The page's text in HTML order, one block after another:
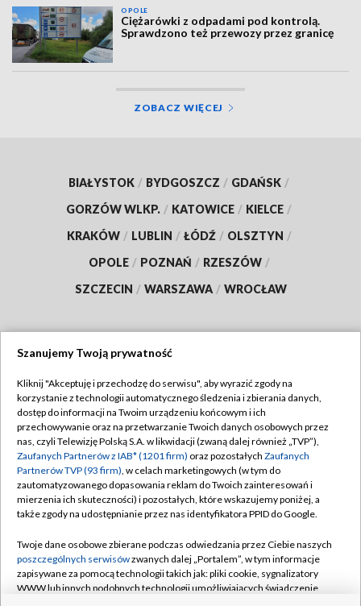
OPOLE
Ciężarówki z odpadami pod kontrolą.
Sprawdzono też przewozy przez granicę
ZOBACZ WIĘCEJ
BIAŁYSTOK / BYDGOSZCZ / GDAŃSK /
GORZÓW WLKP. / KATOWICE / KIELCE /
KRAKÓW / LUBLIN / ŁÓDŹ / OLSZTYN /
OPOLE / POZNAŃ / RZESZÓW /
SZCZECIN / WARSZAWA / WROCŁAW
TVP
Abonament TVP
Emisja w TVP
Centrum informacji TVP
Naziemna Telewizja Cyfrowa
Rada Programowa
System NOS
Regulamin TVP
Polityka prywatności
Moje zgody
Pomoc
Kontakt
Szanujemy Twoją prywatność
Kliknij "Akceptuję i przechodzę do serwisu", aby wyrazić zgody na
korzystanie z technologii automatycznego śledzenia i zbierania danych,
dostęp do informacji na Twoim urządzeniu końcowym i ich
przechowywanie oraz na przetwarzanie Twoich danych osobowych przez
nas, czyli Telewizję Polską S.A. w likwidacji (zwaną dalej również „TVP”),
Zaufanych Partnerów z IAB* (1201 firm) oraz pozostałych Zaufanych
Partnerów TVP (93 firm), w celach marketingowych (w tym do
zautomatyzowanego dopasowania reklam do Twoich zainteresowań i
mierzenia ich skuteczności) i pozostałych, które wskazujemy poniżej, a
także zgody na udostępnianie przez nas identyfikatora PPID do Google.
Twoje dane osobowe zbierane podczas odwiedzania przez Ciebie naszych
poszczególnych serwisówzwanych dalej „Portalem”, w tym informacje
zapisywane za pomocą technologii takich jak: pliki cookie, sygnalizatory
WWW lub innych podobnych technologii umożliwiających świadczenie